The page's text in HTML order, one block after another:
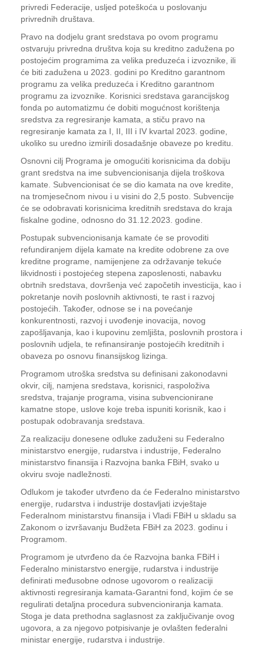
privredi Federacije, usljed poteškoća u poslovanju
privrednih društava.
Pravo na dodjelu grant sredstava po ovom programu
ostvaruju privredna društva koja su kreditno zadužena po
postojećim programima za velika preduzeća i izvoznike, ili
će biti zadužena u 2023. godini po Kreditno garantnom
programu za velika preduzeća i Kreditno garantnom
programu za izvoznike. Korisnici sredstava garancijskog
fonda po automatizmu će dobiti mogućnost korištenja
sredstva za regresiranje kamata, a stiču pravo na
regresiranje kamata za I, II, III i IV kvartal 2023. godine,
ukoliko su uredno izmirili dosadašnje obaveze po kreditu.
Osnovni cilj Programa je omogućiti korisnicima da dobiju
grant sredstva na ime subvencionisanja dijela troškova
kamate. Subvencionisat će se dio kamata na ove kredite,
na tromjesečnom nivou i u visini do 2,5 posto. Subvencije
će se odobravati korisnicima kreditnih sredstava do kraja
fiskalne godine, odnosno do 31.12.2023. godine.
Postupak subvencionisanja kamate će se provoditi
refundiranjem dijela kamate na kredite odobrene za ove
kreditne programe, namijenjene za održavanje tekuće
likvidnosti i postojećeg stepena zaposlenosti, nabavku
obrtnih sredstava, dovršenja već započetih investicija, kao i
pokretanje novih poslovnih aktivnosti, te rast i razvoj
postojećih. Također, odnose se i na povećanje
konkurentnosti, razvoj i uvođenje inovacija, novog
zapošljavanja, kao i kupovinu zemljišta, poslovnih prostora i
poslovnih udjela, te refinansiranje postojećih kreditnih i
obaveza po osnovu finansijskog lizinga.
Programom utroška sredstva su definisani zakonodavni
okvir, cilj, namjena sredstava, korisnici, raspoloživa
sredstva, trajanje programa, visina subvencionirane
kamatne stope, uslove koje treba ispuniti korisnik, kao i
postupak odobravanja sredstava.
Za realizaciju donesene odluke zaduženi su Federalno
ministarstvo energije, rudarstva i industrije, Federalno
ministarstvo finansija i Razvojna banka FBiH, svako u
okviru svoje nadležnosti.
Odlukom je također utvrđeno da će Federalno ministarstvo
energije, rudarstva i industrije dostavljati izvještaje
Federalnom ministarstvu finansija i Vladi FBiH u skladu sa
Zakonom o izvršavanju Budžeta FBiH za 2023. godinu i
Programom.
Programom je utvrđeno da će Razvojna banka FBiH i
Federalno ministarstvo energije, rudarstva i industrije
definirati međusobne odnose ugovorom o realizaciji
aktivnosti regresiranja kamata-Garantni fond, kojim će se
regulirati detaljna procedura subvencioniranja kamata.
Stoga je data prethodna saglasnost za zaključivanje ovog
ugovora, a za njegovo potpisivanje je ovlašten federalni
ministar energije, rudarstva i industrije.